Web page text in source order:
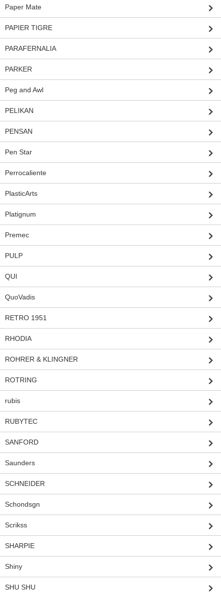
Paper Mate
PAPIER TIGRE
PARAFERNALIA
PARKER
Peg and Awl
PELIKAN
PENSAN
Pen Star
Perrocaliente
PlasticArts
Platignum
Premec
PULP
QUI
QuoVadis
RETRO 1951
RHODIA
ROHRER & KLINGNER
ROTRING
rubis
RUBYTEC
SANFORD
Saunders
SCHNEIDER
Schondsgn
Scrikss
SHARPIE
Shiny
SHU SHU